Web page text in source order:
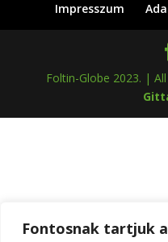
Fontosnak tartjuk
Impresszum
Foltin-Globe 2023. |